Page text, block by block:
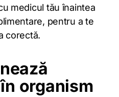
medicul tău înaintea
pentru a te
corectă.
organism